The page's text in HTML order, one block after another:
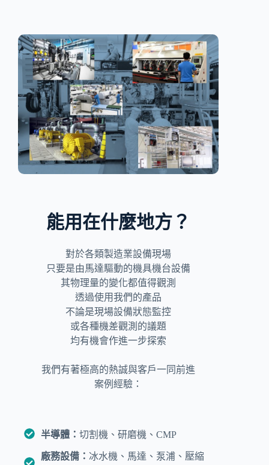
能用在什麼地方？
對於各類製造業設備現場
只要是由馬達驅動的機具機台設備
其物理量的變化都值得觀測
透過使用我們的產品
不論是現場設備狀態監控
或各種機差觀測的議題
均有機會作進一步探索
我們有著極高的熱誠與客戶一同前進
案例經驗：
半導體： 切割機、研磨機、CMP
廠務設備： 冰水機、馬達、泵浦、壓縮